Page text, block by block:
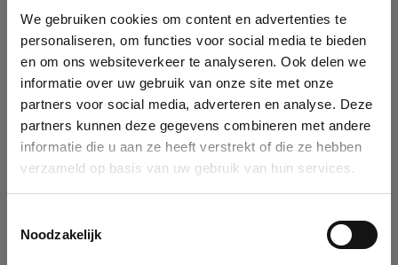
We gebruiken cookies om content en advertenties te
personaliseren, om functies voor social media te bieden
en om ons websiteverkeer te analyseren. Ook delen we
informatie over uw gebruik van onze site met onze
partners voor social media, adverteren en analyse. Deze
partners kunnen deze gegevens combineren met andere
informatie die u aan ze heeft verstrekt of die ze hebben
verzameld op basis van uw gebruik van hun services.
Noodzakelijk
Company
Identification
Please fill in your company details
You can search a company in our database by name, VAT or
enterprise ID. When a company is selected it will auto-complete the
form. If you don't find your company in our database, you can create
service.
See details
Ok